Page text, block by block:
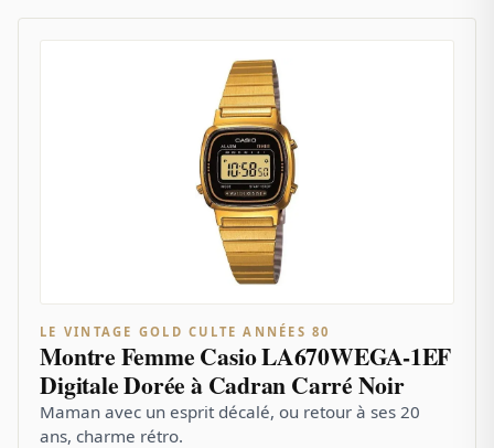
LE VINTAGE GOLD CULTE ANNÉES 80
Montre Femme Casio LA670WEGA-1EF
Digitale Dorée à Cadran Carré Noir
Maman avec un esprit décalé, ou retour à ses 20
ans, charme rétro.